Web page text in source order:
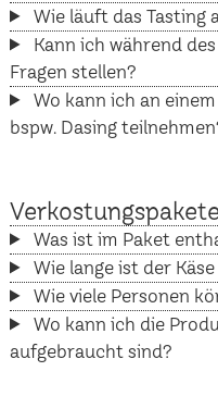
Wie läuft das Tasting
Kann ich während
Fragen stellen?
Wo kann ich an
bspw. Dasing
Was ist im Paket
Wie lange ist der
Wie viele Personen
Wo kann ich die
aufgebraucht sind?